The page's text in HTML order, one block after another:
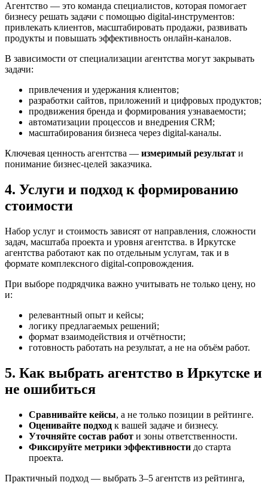
Агентство — это команда специалистов, которая помогает
бизнесу решать задачи с помощью digital-инструментов:
привлекать клиентов, масштабировать продажи, развивать
продукты и повышать эффективность онлайн-каналов.
В зависимости от специализации агентства могут закрывать
задачи:
привлечения и удержания клиентов;
разработки сайтов, приложений и цифровых продуктов;
продвижения бренда и формирования узнаваемости;
автоматизации процессов и внедрения CRM;
масштабирования бизнеса через digital-каналы.
Ключевая ценность агентства — измеримый результат и
понимание бизнес-целей заказчика.
4. Услуги и подход к формированию
стоимости
Набор услуг и стоимость зависят от направления, сложности
задач, масштаба проекта и уровня агентства. в Иркутске
агентства работают как по отдельным услугам, так и в
формате комплексного digital-сопровождения.
При выборе подрядчика важно учитывать не только цену, но
и:
релевантный опыт и кейсы;
логику предлагаемых решений;
формат взаимодействия и отчётности;
готовность работать на результат, а не на объём работ.
5. Как выбрать агентство в Иркутске и
не ошибиться
Сравнивайте кейсы, а не только позиции в рейтинге.
Оценивайте подход к вашей задаче и бизнесу.
Уточняйте состав работ и зоны ответственности.
Фиксируйте метрики эффективности до старта
проекта.
Практичный подход — выбрать 3–5 агентств из рейтинга,